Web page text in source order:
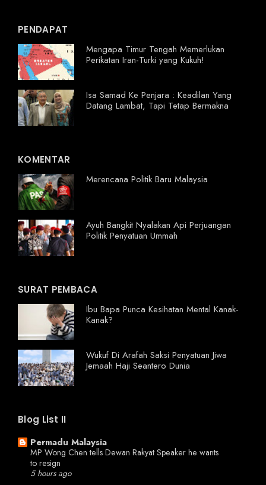
PENDAPAT
Mengapa Timur Tengah Memerlukan
Perikatan Iran-Turki yang Kukuh!
Isa Samad Ke Penjara : Keadilan Yang
Datang Lambat, Tapi Tetap Bermakna
KOMENTAR
Merencana Politik Baru Malaysia
Ayuh Bangkit Nyalakan Api Perjuangan
Politik Penyatuan Ummah
SURAT PEMBACA
Ibu Bapa Punca Kesihatan Mental Kanak-
Kanak?
Wukuf Di Arafah Saksi Penyatuan Jiwa
Jemaah Haji Seantero Dunia
Blog List II
Permadu Malaysia
MP Wong Chen tells Dewan Rakyat Speaker he wants
to resign
5 hours ago